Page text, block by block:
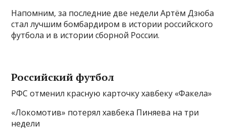
Напомним, за последние две недели Артём Дзюба
стал лучшим бомбардиром в истории российского
футбола и в истории сборной России.
Российский футбол
РФС отменил красную карточку хавбеку «Факела»
«Локомотив» потерял хавбека Пиняева на три
недели